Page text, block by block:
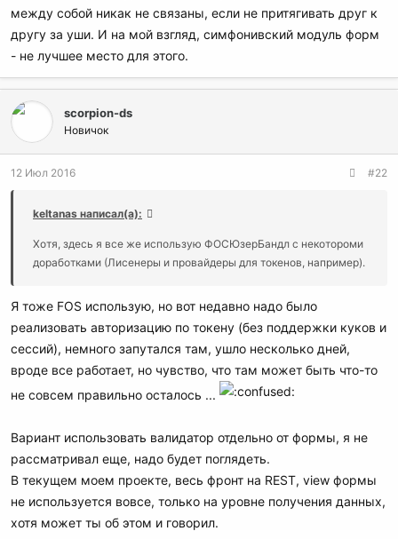
между собой никак не связаны, если не притягивать друг к
другу за уши. И на мой взгляд, симфонивский модуль форм
- не лучшее место для этого.
scorpion-ds
Новичок
12 Июл 2016 #22
keltanas написал(а):
Хотя, здесь я все же использую ФОСЮзерБандл с некотороми
доработками (Лисенеры и провайдеры для токенов, например).
Я тоже FOS использую, но вот недавно надо было
реализовать авторизацию по токену (без поддержки куков и
сессий), немного запутался там, ушло несколько дней,
вроде все работает, но чувство, что там может быть что-то
не совсем правильно осталось ...
Вариант использовать валидатор отдельно от формы, я не
рассматривал еще, надо будет поглядеть.
В текущем моем проекте, весь фронт на REST, view формы
не используется вовсе, только на уровне получения данных,
хотя может ты об этом и говорил.